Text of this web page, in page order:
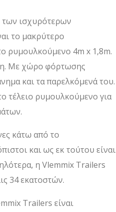
των ισχυρότερων
το μακρύτερο
ρυμουλκούμενο 4m x 1,8m.
Με χώρο φόρτωσης
και τα παρελκόμενά του.
τέλειο ρυμουλκούμενο για
κάτω από το
και ως εκ τούτου είναι
η Vlemmix Trailers
34 εκατοστών.
Trailers είναι